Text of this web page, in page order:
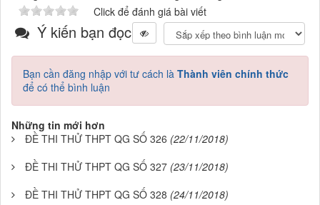
Click để đánh giá bài viết
Ý kiến bạn đọc
Bạn cần đăng nhập với tư cách là Thành viên chính thức
để có thể bình luận
Những tin mới hơn
ĐỀ THI THỬ THPT QG SỐ 326 (22/11/2018)
ĐỀ THI THỬ THPT QG SỐ 327 (23/11/2018)
ĐỀ THI THỬ THPT QG SỐ 328 (24/11/2018)